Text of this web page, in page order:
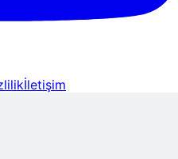
İletişim